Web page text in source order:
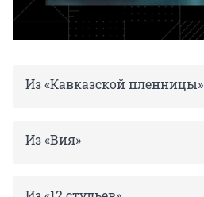
Из «Кавказской пленницы»
Из «Вия»